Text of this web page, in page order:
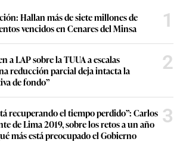
Hallan más de siete millones de
vencidos en Cenares del Minsa
1
a LAP sobre la TUUA a escalas
reducción parcial deja intacta la
de fondo”
2
recuperando el tiempo perdido”: Carlos
de Lima 2019, sobre los retos a un año
más está preocupado el Gobierno
3